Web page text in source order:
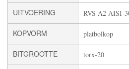
UITVOERING RVS A2 AISI-
KOPVORM platbolkop
BITGROOTTE torx-20